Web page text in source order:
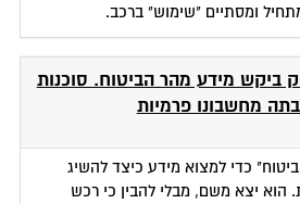
ומסתיים "שימוש" ברכב.
ביקש מידע מהר הביטוח. סוכנות
מחשבונו פרמיות
כדי למצוא מידע כיצד להשיג
הוא יצא משם, מבלי להבין כי רכש